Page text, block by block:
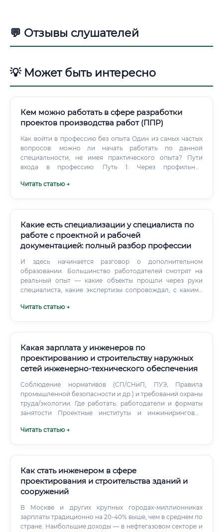
💬 Отзывы слушателей
💡 Может быть интересно
Кем можно работать в сфере разработки
проектов производства работ (ППР)
Как войти в профессию без опыта Один из самых частых
вопросов: можно ли начать работать по данной
специальности, не имея практического опыта? Пути
входа в профессию: Путь 1: Через профильное
(ПГС, технология строительного производства,
Читать статью →
Какие есть специализации у специалиста по
работе с проектной и рабочей
документацией: полный разбор профессии
И здесь начинается разговор о дополнительном
образовании. Большинство работодателей смотрят на
реальный опыт — какие объекты прошли через руки
специалиста, какие экспертизы сопровождал, с какими
двумя годами опыта на реальном проекте выглядит
Читать статью →
Какая зарплата у инженеров по
проектированию и строительству наружных
сетей инженерно‑технического обеспечения
Соблюдение нормативов (СП/СНиП, ПУЭ, Правила
промышленной безопасности и др.) и требований охраны
труда/экологии. Где работать: работодатели и форматы
занятости Проектные институты и инжиниринговые
Читать статью →
Как стать инженером в сфере
проектирования и строительства зданий и
сооружений
В Москве и других крупных городах-миллионниках
зарплаты традиционно на 20-40% выше, чем в среднем по
стране. Наибольшие доходы — в нефтегазовом секторе и